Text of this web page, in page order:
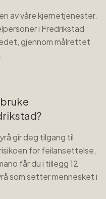
av våre kjernetjenester.
i Fredrikstad
gjennom målrettet
gir deg tilgang til
for feilansettelse,
får du i tillegg 12
som setter mennesket i